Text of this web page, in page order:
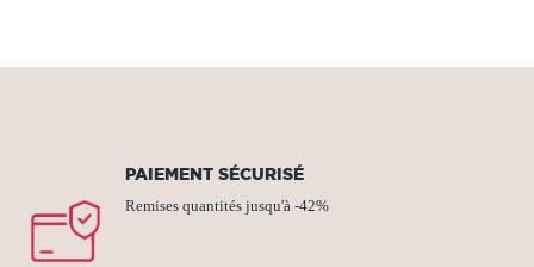
PAIEMENT SÉCURISÉ
Remises quantités jusqu'à -42%